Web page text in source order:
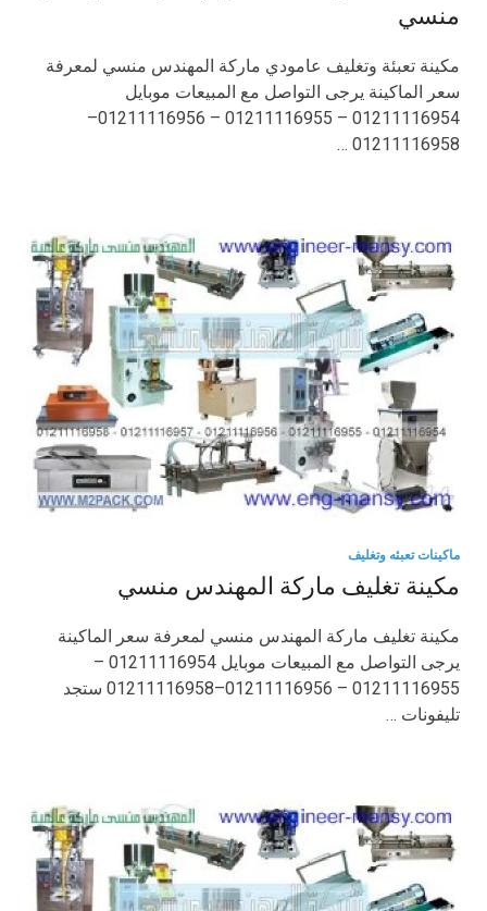
منسي
مكينة تعبئة وتغليف عامودي ماركة المهندس منسي لمعرفة
سعر الماكينة يرجى التواصل مع المبيعات موبايل
01211116954 – 01211116955 – 01211116956–
01211116958 …
ماكينات تعبئه وتغليف
مكينة تغليف ماركة المهندس منسي
مكينة تغليف ماركة المهندس منسي لمعرفة سعر الماكينة
يرجى التواصل مع المبيعات موبايل 01211116954 –
01211116955 – 01211116956–01211116958 ستجد
تليفونات …